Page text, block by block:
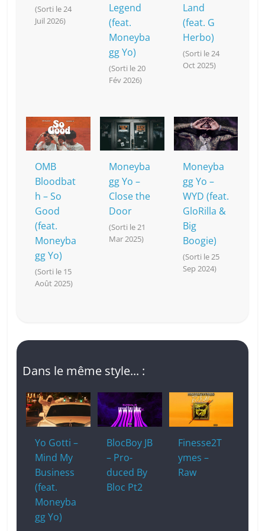
(Sorti le 24
Juil 2026)
Legend
(feat.
Moneyba
gg Yo)
(Sorti le 20
Fév 2026)
Land
(feat. G
Herbo)
(Sorti le 24
Oct 2025)
OMB
Bloodbat
h – So
Good
(feat.
Moneyba
gg Yo)
(Sorti le 15
Août 2025)
Moneyba
gg Yo –
Close the
Door
(Sorti le 21
Mar 2025)
Moneyba
gg Yo –
WYD (feat.
GloRilla &
Big
Boogie)
(Sorti le 25
Sep 2024)
Dans le même style... :
Yo Gotti –
Mind My
Business
(feat.
Moneyba
gg Yo)
BlocBoy JB
– Pro-
duced By
Bloc Pt2
Finesse2T
ymes –
Raw